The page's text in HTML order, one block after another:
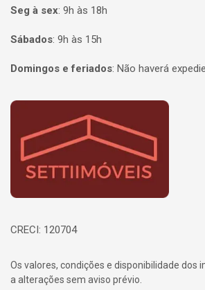
Seg à sex: 9h às 18h
Sábados: 9h às 15h
Domingos e feriados: Não haverá
Página inicial
CRECI: 120704
Os valores, condições e disponibilidade dos
a alterações sem aviso prévio.